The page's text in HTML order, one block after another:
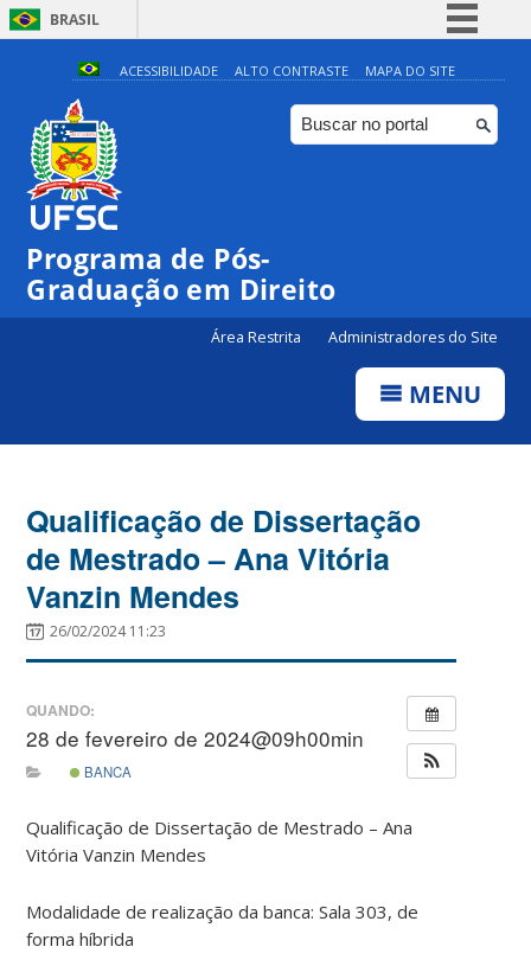
BRASIL
Simplifique!
Comunica BR
Participe
ACESSIBILIDADE ALTO CONTRASTE MAPA DO SITE
Programa de Pós-
Graduação em Direito
Área Restrita Administradores do Site
MENU
Qualificação de Dissertação
de Mestrado – Ana Vitória
Vanzin Mendes
26/02/2024 11:23
QUANDO:
28 de fevereiro de 2024@09h00min
BANCA
Qualificação de Dissertação de Mestrado – Ana
Vitória Vanzin Mendes
Modalidade de realização da banca: Sala 303, de
forma híbrida